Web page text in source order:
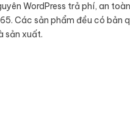
WordPress trả phí, an
Các sản phẩm đều có bản
sản xuất.